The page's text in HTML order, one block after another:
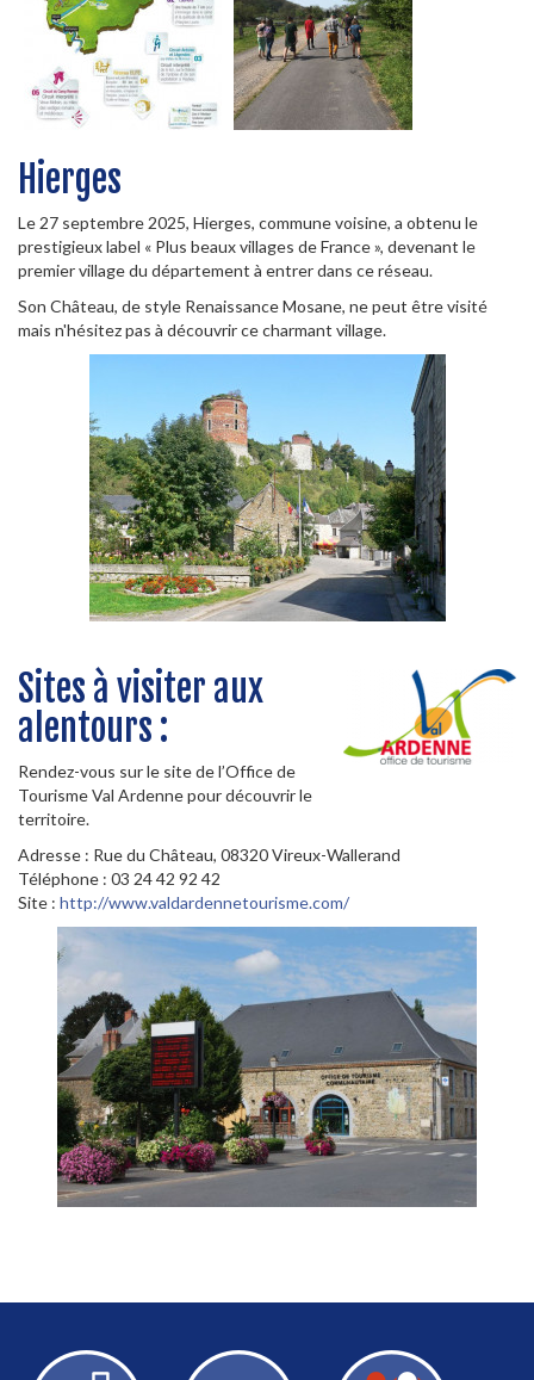
Hierges
Le 27 septembre 2025, Hierges, commune voisine, a obtenu le
prestigieux label « Plus beaux villages de France », devenant le
premier village du département à entrer dans ce réseau.
Son Château, de style Renaissance Mosane, ne peut être visité
mais n'hésitez pas à découvrir ce charmant village.
Sites à visiter aux
alentours :
Rendez-vous sur le site de l’Office de
Tourisme Val Ardenne pour découvrir le
territoire.
Adresse : Rue du Château, 08320 Vireux-Wallerand
Téléphone : 03 24 42 92 42
Site : http://www.valdardennetourisme.com/